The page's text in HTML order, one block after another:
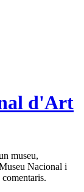
d'Art
museu,
Nacional i